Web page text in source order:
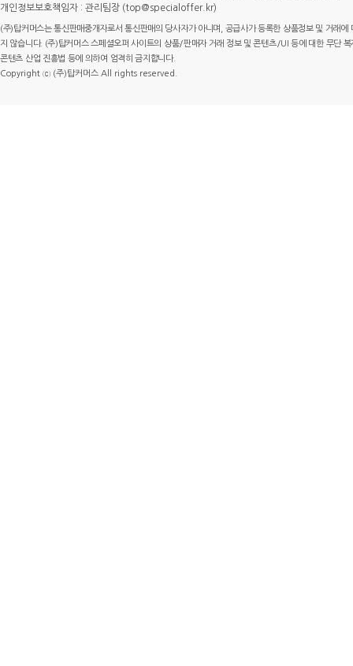
개인정보보호책임자 : 관리팀장 (top@specialoffer.kr)
(주)탑커머스는 통신판매중개자로서 통신판매의 당사자가 아니며, 공급사가 등록한 상품정보 및 거래
지 않습니다. (주)탑커머스 스페셜오퍼 사이트의 상품/판매자 거래 정보 및 콘텐츠/UI 등에 대한 무단
콘텐츠 산업 진흥법 등에 의하여 엄격히 금지합니다.
Copyright ⓒ (주)탑커머스 All rights reserved.